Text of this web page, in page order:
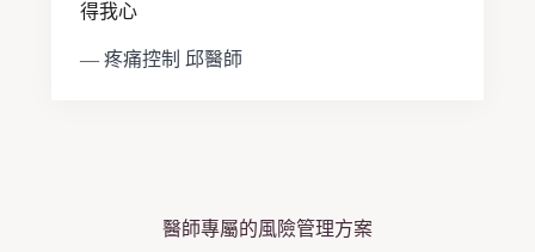
得我心
— 疼痛控制 邱醫師
醫師專屬的風險管理方案